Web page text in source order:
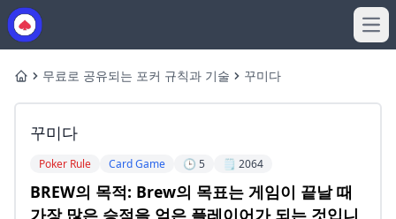
Home무료로 공유되는 포커 규칙과 기술 꾸미다
꾸미다
Poker Rule Card Game 🕒 5 🗒️ 2064
BREW의 목적: Brew의 목표는 게임이 끝날 때
가장 많은 승점을 얻은 플레이어가 되는 것입니